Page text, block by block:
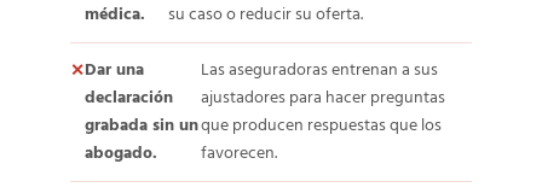
médica.
su caso o reducir su oferta.
Dar una
declaración
grabada sin un
abogado.
Las aseguradoras entrenan a sus
ajustadores para hacer preguntas
que producen respuestas que los
favorecen.